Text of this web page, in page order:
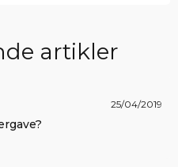
artikler
25/04/2019